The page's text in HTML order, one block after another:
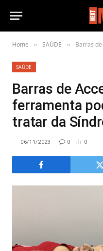
Home » SAÚDE » Barras de Access
SAÚDE
Barras de
ferramenta
tratar da
06/11/2023 0 0